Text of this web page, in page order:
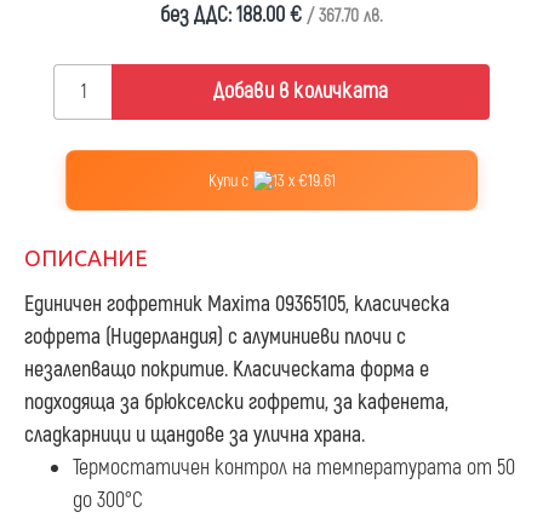
без ДДС: 188.00 € / 367.70 лв.
Добави в количката
Купи с 13 x €19.61
ОПИСАНИЕ
Единичен гофретник Maxima 09365105, класическа
гофрета (Нидерландия) с алуминиеви плочи с
незалепващо покритие. Класическата форма е
подходяща за брюкселски гофрети, за кафенета,
сладкарници и щандове за улична храна.
Термостатичен контрол на температурата от 50
до 300°C